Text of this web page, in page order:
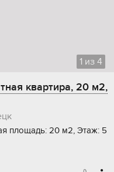
1 из 4
квартира, 20 м2,
площадь: 20 м2, Этаж: 5